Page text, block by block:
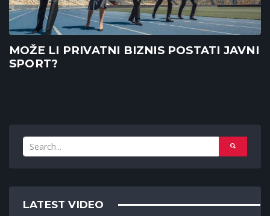
MOŽE LI PRIVATNI BIZNIS POSTATI JAVNI
SPORT?
LATEST VIDEO